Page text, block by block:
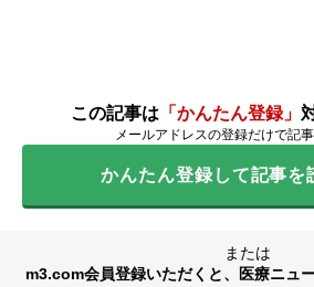
この記事は 「かんたん登録」
メールアドレスの登録だけで記
かんたん登録して記事を
または
m3.com会員登録いただくと、医療ニュ